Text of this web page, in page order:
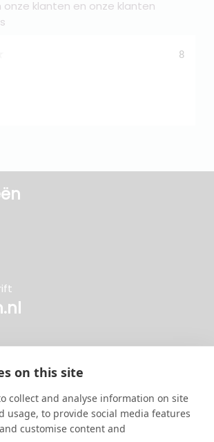
on this site
collect and analyse information on site
usage, to provide social media features
customise content and
onze klanten en onze klanten
8